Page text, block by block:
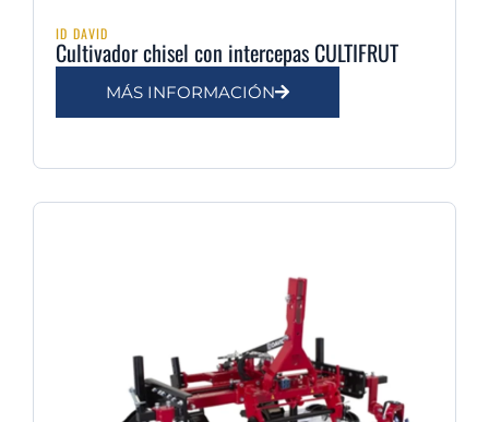
ID DAVID
Cultivador chisel con intercepas CULTIFRUT
MÁS INFORMACIÓN